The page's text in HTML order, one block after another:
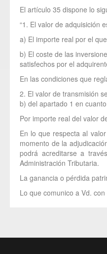
El artículo 35 dispone lo
“1. El valor de adquisición
a) El importe real por el
b) El coste de las
satisfechos por el
En las condiciones que
2. El valor de transmisión
b) del apartado 1 en
Por importe real del valor
En lo que respecta al
momento de la
podrá acreditarse a
Administración Tributaria.
La ganancia o pérdida
Lo que comunico a Vd.